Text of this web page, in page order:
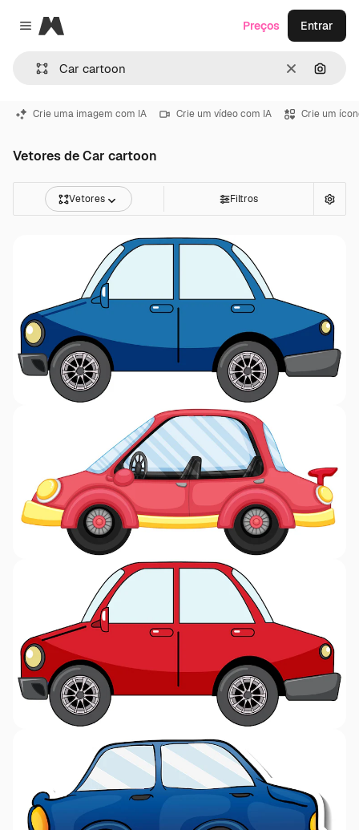
Close menu
Magnific
Limpar
Preços Entrar
Crie uma imagem com IA Crie um vídeo com IA Crie um
Vetores de Car cartoon
Vetores Filtros